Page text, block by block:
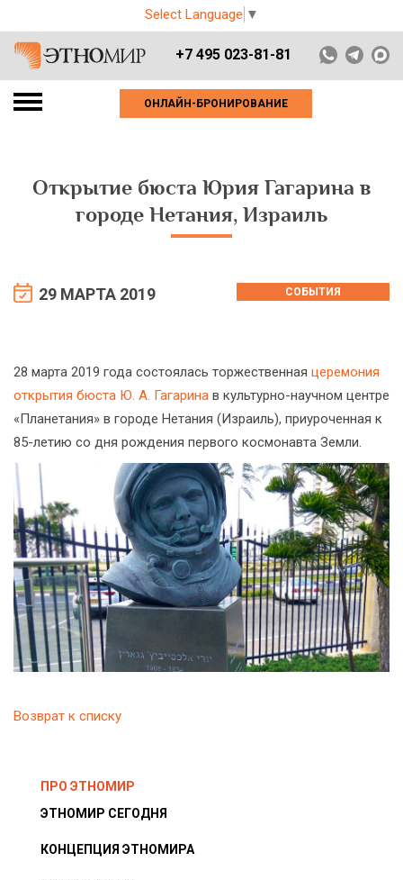
Select Language ▼
+7 495 023-81-81
ОНЛАЙН-БРОНИРОВАНИЕ
Открытие бюста Юрия Гагарина в
городе Нетания, Израиль
29 МАРТА 2019 СОБЫТИЯ
28 марта 2019 года состоялась торжественная церемония
открытия бюста Ю. А. Гагарина в культурно-научном центре
«Планетания» в городе Нетания (Израиль), приуроченная к
85-летию со дня рождения первого космонавта Земли.
Возврат к списку
ПРО ЭТНОМИР
ЭТНОМИР СЕГОДНЯ
КОНЦЕПЦИЯ ЭТНОМИРА